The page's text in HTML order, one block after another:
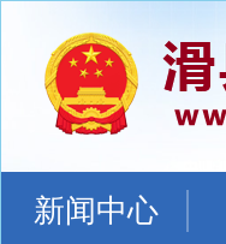
新闻中心